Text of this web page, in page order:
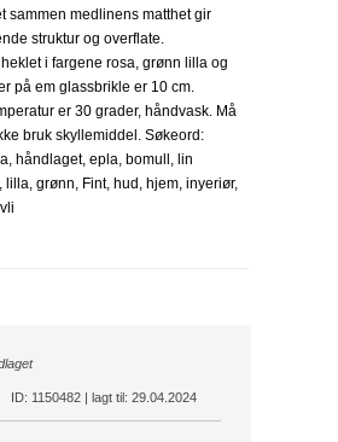
sammen medlinens matthet gir
struktur og overflate.
i fargene rosa, grønn lilla og
på em glassbrikle er 10 cm.
er 30 grader, håndvask. Må
bruk skyllemiddel. Søkeord:
håndlaget, epla, bomull, lin
lilla, grønn, Fint, hud, hjem, inyeriør,
ID: 1150482 | lagt til: 29.04.2024